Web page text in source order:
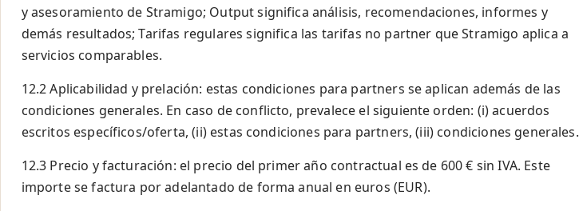
y asesoramiento de Stramigo; Output significa análisis, recomendaciones, informes y
demás resultados; Tarifas regulares significa las tarifas no partner que Stramigo aplica a
servicios comparables.
12.2 Aplicabilidad y prelación: estas condiciones para partners se aplican además de las
condiciones generales. En caso de conflicto, prevalece el siguiente orden: (i) acuerdos
escritos específicos/oferta, (ii) estas condiciones para partners, (iii) condiciones generales.
12.3 Precio y facturación: el precio del primer año contractual es de 600 € sin IVA. Este
importe se factura por adelantado de forma anual en euros (EUR).